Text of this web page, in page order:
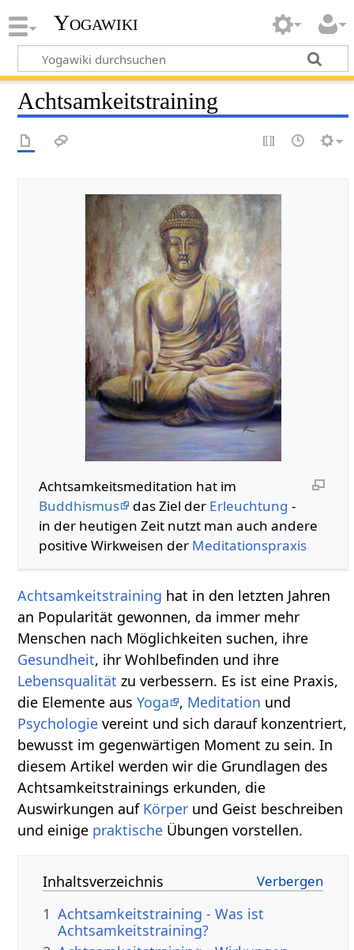
Yogawiki
Achtsamkeitstraining
Achtsamkeitsmeditation hat im
Buddhismus
das Ziel der Erleuchtung -
in der heutigen Zeit nutzt man auch andere
positive Wirkweisen der Meditationspraxis
Achtsamkeitstraining hat in den letzten Jahren
an Popularität gewonnen, da immer mehr
Menschen nach Möglichkeiten suchen, ihre
Gesundheit, ihr Wohlbefinden und ihre
Lebensqualität zu verbessern. Es ist eine Praxis,
die Elemente ausYoga , Meditation und
Psychologie vereint und sich darauf konzentriert,
bewusst im gegenwärtigen Moment zu sein. In
diesem Artikel werden wir die Grundlagen des
Achtsamkeitstrainings erkunden, die
Auswirkungen auf Körper und Geist beschreiben
und einige praktische Übungen vorstellen.
Inhaltsverzeichnis
1 Achtsamkeitstraining - Was ist
Achtsamkeitstraining?